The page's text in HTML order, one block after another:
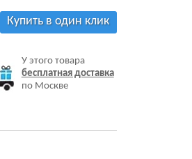
Купить в один клик
У этого товара
бесплатная доставка
по Москве